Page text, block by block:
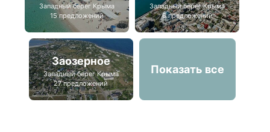
Западный берег Крыма
15 предложений
Западный берег Крыма
6 предложений
Заозерное
Западный берег Крыма
27 предложений
Показать все